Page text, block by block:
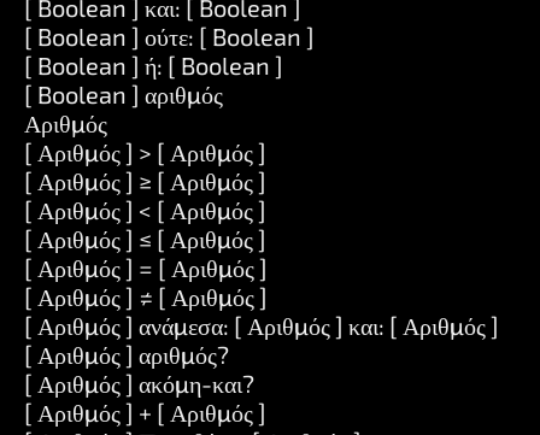
[ Boolean ] και: [ Boolean ]
[ Boolean ] ούτε: [ Boolean ]
[ Boolean ] ή: [ Boolean ]
[ Boolean ] αριθμός
Αριθμός
[ Αριθμός ] > [ Αριθμός ]
[ Αριθμός ] ≥ [ Αριθμός ]
[ Αριθμός ] < [ Αριθμός ]
[ Αριθμός ] ≤ [ Αριθμός ]
[ Αριθμός ] = [ Αριθμός ]
[ Αριθμός ] ≠ [ Αριθμός ]
[ Αριθμός ] ανάμεσα: [ Αριθμός ] και: [ Αριθμός ]
[ Αριθμός ] αριθμός?
[ Αριθμός ] ακόμη-και?
[ Αριθμός ] + [ Αριθμός ]